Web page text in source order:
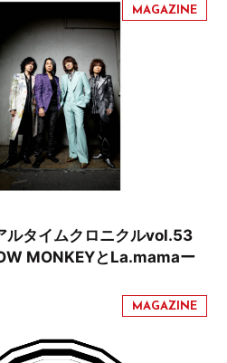
ルタイムクロニクルvol.53
MONKEYとLa.mamaー